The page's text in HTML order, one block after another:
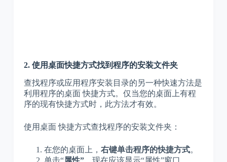
2. 使用桌面快捷方式找到程序的安装文件夹
查找程序或应用程序安装目录的另一种快速方法是
利用程序的桌面 快捷方式。仅当您的桌面上有程
序的现有快捷方式时，此方法才有效。
使用桌面 快捷方式查找程序的安装文件夹：
在您的桌面上， 右键单击程序的快捷方式。